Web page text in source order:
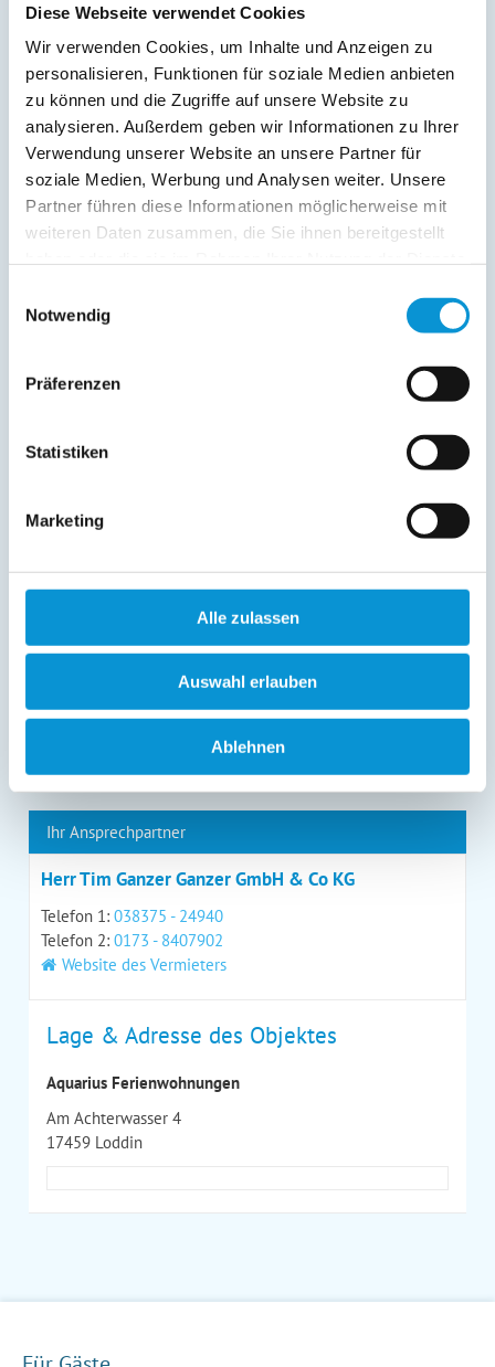
Diese Webseite verwendet Cookies
Wir verwenden Cookies, um Inhalte und Anzeigen zu
personalisieren, Funktionen für soziale Medien anbieten
zu können und die Zugriffe auf unsere Website zu
analysieren. Außerdem geben wir Informationen zu Ihrer
Verwendung unserer Website an unsere Partner für
soziale Medien, Werbung und Analysen weiter. Unsere
Partner führen diese Informationen möglicherweise mit
weiteren Daten zusammen, die Sie ihnen bereitgestellt
Notwendig
Präferenzen
Statistiken
Marketing
Alle zulassen
Auswahl erlauben
Ablehnen
Kopie der Nachricht per Mail zusenden
Reiseversicherungs­informationen anfordern
Ich habe die Datenschutzhinweisegelesen und bin
*
nutzt Ihre personenbezogenen Daten nur zur
Auskunft über die bei der Ostsee-Ferienwohnungen.de
gespeicherten Daten erhalten sowie die Berichtigung,
Löschung bzw. Sperrung Ihrer Daten vor Abschluss der
Bearbeitung Ihres Anliegens kann diesem
gegenüber Ostsee-Ferienwohnungen.de unentgeltlich
über die im
Kontaktmöglichkeiten geltend machen, außerdem steht
zu.
*= Pflichtfeld
Kontaktdaten
Ihr Ansprechpartner
Herr Tim Ganzer Ganzer GmbH & Co KG
Telefon 1: 038375 - 24940
Telefon 2: 0173 - 8407902
Website des Vermieters
Lage & Adresse des Objektes
Aquarius Ferienwohnungen
Am Achterwasser 4
17459 Loddin